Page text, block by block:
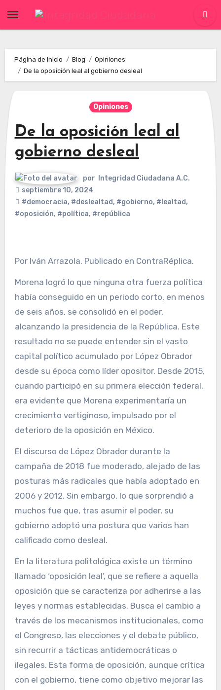
Página de inicio Blog
Opiniones
De la oposición leal al gobierno desleal
Opiniones
De la oposición leal al
gobierno desleal
por
Integridad Ciudadana A.C.
septiembre 10, 2024
#democracia, #deslealtad, #gobierno, #lealtad,
#oposición, #política, #república
Por Iván Arrazola. Publicado en ContraRéplica.
Morena logró lo que ninguna otra fuerza política
había conseguido en un periodo corto, en menos
de seis años, se consolidó en el poder,
alcanzando la presidencia de la República. Este
resultado no se puede entender sin el vasto
capital político acumulado por López Obrador
desde su época como líder opositor. Desde 2015,
cuando participó en su primera elección federal,
era evidente que Morena experimentaría un
crecimiento vertiginoso, impulsado por el
deterioro de la oposición en México.
El discurso de López Obrador durante la
campaña de 2018 fue moderado, alejado de las
posturas más radicales que había adoptado en
2006 y 2012. Sin embargo, lo que sorprendió a
muchos fue que, tras asumir el poder, su
gobierno adoptó una postura que varios han
calificado como desleal.
En la literatura politológica existe un término
llamado ‘oposición leal’, que se refiere a aquella
oposición que se caracteriza por adherirse a las
leyes y normas establecidas. Busca el cambio a
través de los mecanismos institucionales, como
el Congreso, las elecciones y el debate público,
sin recurrir a tácticas antidemocráticas o
ilegales. Esta forma de oposición, aunque crítica
con el gobierno, tiene como objetivo mejorar las